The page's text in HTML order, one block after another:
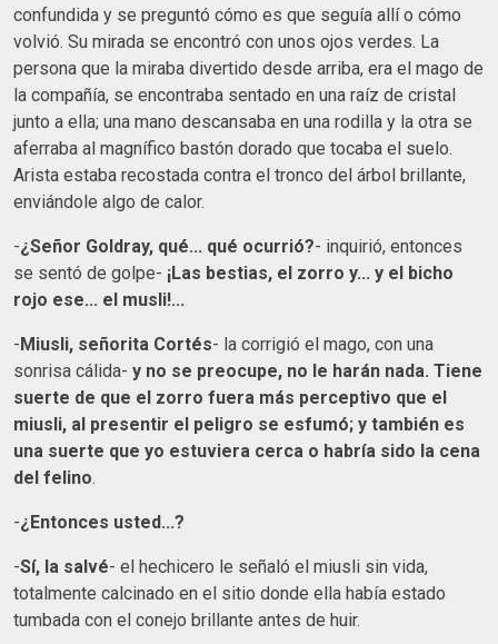
confundida y se preguntó cómo es que seguía allí o cómo
volvió. Su mirada se encontró con unos ojos verdes. La
persona que la miraba divertido desde arriba, era el mago de
la compañía, se encontraba sentado en una raíz de cristal
junto a ella; una mano descansaba en una rodilla y la otra se
aferraba al magnífico bastón dorado que tocaba el suelo.
Arista estaba recostada contra el tronco del árbol brillante,
enviándole algo de calor.
-¿Señor Goldray, qué... qué ocurrió?- inquirió, entonces
se sentó de golpe- ¡Las bestias, el zorro y... y el bicho
rojo ese... el musli!...
-Miusli, señorita Cortés- la corrigió el mago, con una
sonrisa cálida- y no se preocupe, no le harán nada. Tiene
suerte de que el zorro fuera más perceptivo que el
miusli, al presentir el peligro se esfumó; y también es
una suerte que yo estuviera cerca o habría sido la cena
del felino.
-¿Entonces usted...?
-Sí, la salvé- el hechicero le señaló el miusli sin vida,
totalmente calcinado en el sitio donde ella había estado
tumbada con el conejo brillante antes de huir.